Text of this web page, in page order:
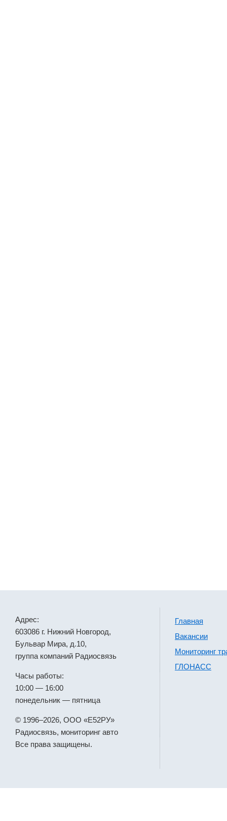
Адрес:
603086 г. Нижний Новгород,
Бульвар Мира, д.10,
группа компаний Радиосвязь
Часы работы:
10:00 — 16:00
понедельник — пятница
© 1996–2026, ООО «Е52РУ»
Радиосвязь, мониторинг авто
Все права защищены.
Главная
Вакансии
Мониторинг
ГЛОНАСС